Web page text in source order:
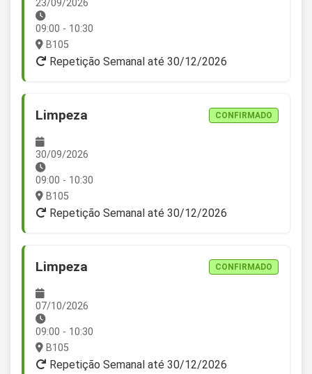
23/09/2026
09:00 - 10:30
B105
Repetição Semanal até 30/12/2026
Limpeza CONFIRMADO
30/09/2026
09:00 - 10:30
B105
Repetição Semanal até 30/12/2026
Limpeza CONFIRMADO
07/10/2026
09:00 - 10:30
B105
Repetição Semanal até 30/12/2026